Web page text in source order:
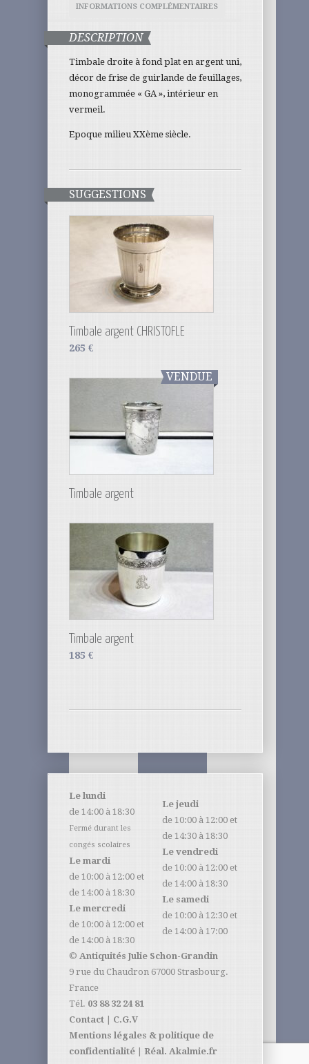
INFORMATIONS COMPLÉMENTAIRES
DESCRIPTION
Timbale droite à fond plat en argent uni,
décor de frise de guirlande de feuillages,
monogrammée « GA », intérieur en
vermeil.
Epoque milieu XXème siècle.
SUGGESTIONS
Timbale argent CHRISTOFLE
265 €
VENDUE
Timbale argent
Timbale argent
185 €
Le lundi
de 14:00 à 18:30
Fermé durant les
congés scolaires
Le mardi
de 10:00 à 12:00 et
de 14:00 à 18:30
Le mercredi
de 10:00 à 12:00 et
de 14:00 à 18:30
Le jeudi
de 10:00 à 12:00 et
de 14:30 à 18:30
Le vendredi
de 10:00 à 12:00 et
de 14:00 à 18:30
Le samedi
de 10:00 à 12:30 et
de 14:00 à 17:00
© Antiquités Julie Schon-Grandin
9 rue du Chaudron 67000 Strasbourg.
France
Tél. 03 88 32 24 81
Contact | C.G.V
Mentions légales & politique de
confidentialité | Réal. Akalmie.fr